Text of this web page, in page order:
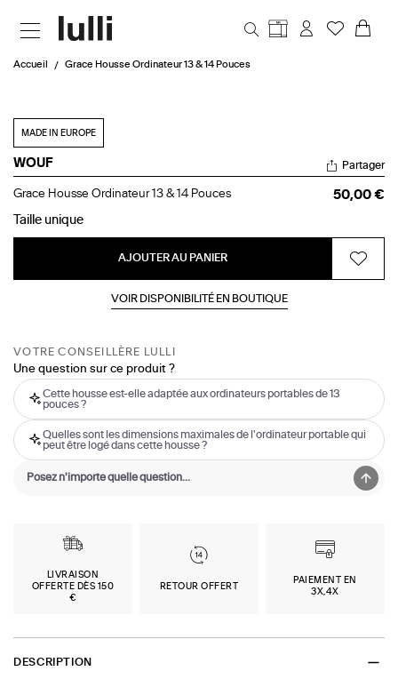
Accueil Grace Housse Ordinateur 13 & 14 Pouces
MADE IN EUROPE
WOUF
Grace
Ordinateur
Partager
Grace Housse Ordinateur 13 & 14 Pouces
50,00 €
Taille unique
AJOUTER AU PANIER
VOIR DISPONIBILITÉ EN BOUTIQUE
VOTRE CONSEILLÈRE LULLI
Une question sur ce produit ?
Cette housse est-elle adaptée aux ordinateurs portables de 13
pouces ?
Quelles sont les dimensions maximales de l'ordinateur portable qui
peut être logé dans cette housse ?
LIVRAISON
OFFERTE DÈS 150
€
RETOUR OFFERT
PAIEMENT EN
3X,4X
DESCRIPTION